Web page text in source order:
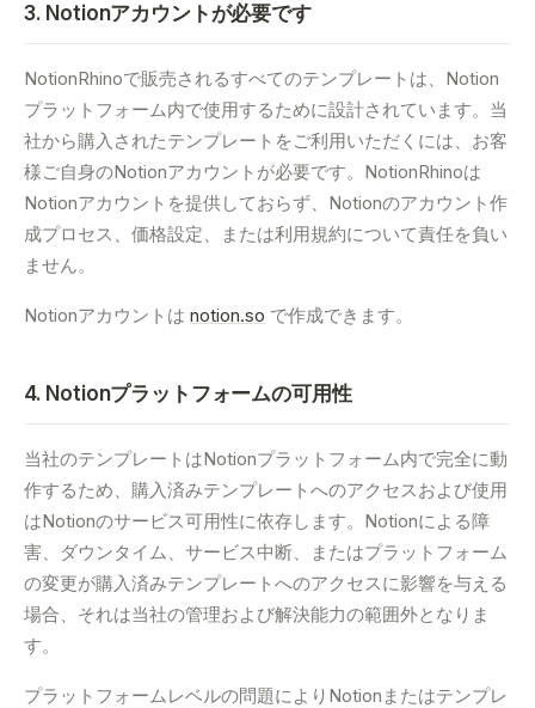
3. Notionアカウントが必要です
NotionRhinoで販売されるすべてのテンプレートは、Notion
プラットフォーム内で使用するために設計されています。当
社から購入されたテンプレートをご利用いただくには、お客
様ご自身のNotionアカウントが必要です。NotionRhinoは
Notionアカウントを提供しておらず、Notionのアカウント作
成プロセス、価格設定、または利用規約について責任を負い
ません。
Notionアカウントは notion.so で作成できます。
4. Notionプラットフォームの可用性
当社のテンプレートはNotionプラットフォーム内で完全に動
作するため、購入済みテンプレートへのアクセスおよび使用
はNotionのサービス可用性に依存します。Notionによる障
害、ダウンタイム、サービス中断、またはプラットフォーム
の変更が購入済みテンプレートへのアクセスに影響を与える
場合、それは当社の管理および解決能力の範囲外となりま
す。
プラットフォームレベルの問題によりNotionまたはテンプレ